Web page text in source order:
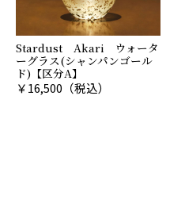
Stardust Akari ウォータ
ーグラス(シャンパンゴール
ド)【区分A】
￥16,500 （税込）